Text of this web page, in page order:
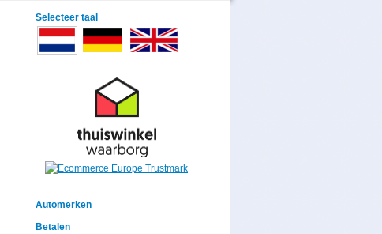
Selecteer taal
Automerken
Betalen